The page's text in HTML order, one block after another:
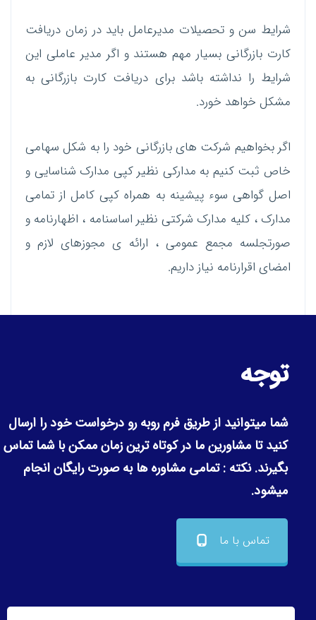
شرایط سن و تحصیلات مدیرعامل باید در زمان دریافت
کارت بازرگانی بسیار مهم هستند و اگر مدیر عاملی این
شرایط را نداشته باشد برای دریافت کارت بازرگانی به
مشکل خواهد خورد.
اگر بخواهیم شرکت های بازرگانی خود را به شکل سهامی
خاص ثبت کنیم به مدارکی نظیر کپی مدارک شناسایی و
اصل گواهی سوء پیشینه به همراه کپی کامل از تمامی
مدارک ، کلیه مدارک شرکتی نظیر اساسنامه ، اظهارنامه و
صورتجلسه مجمع عمومی ، ارائه ی مجوزهای لازم و
امضای اقرارنامه نیاز داریم.
توجه
شما میتوانید از طریق فرم روبه رو درخواست خود را ارسال
کنید تا مشاورین ما در کوتاه ترین زمان ممکن با شما تماس
بگیرند.نکته : تمامی مشاوره ها به صورت رایگان انجام
میشود.
تماس با ما